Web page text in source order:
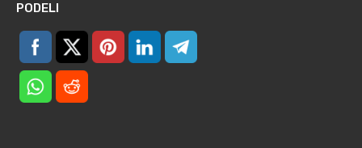
PODELI